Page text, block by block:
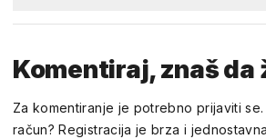
Komentiraj, znaš da
Za komentiranje je potrebno prijaviti
račun? Registracija je brza i